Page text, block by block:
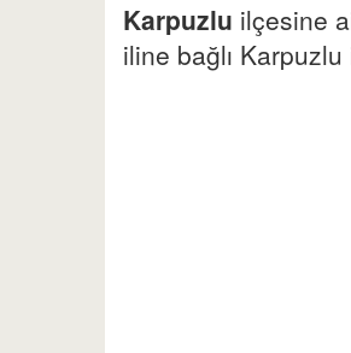
Karpuzlu ilçesine
iline bağlı